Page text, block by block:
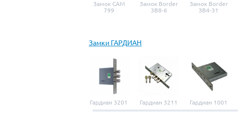
Замок САМ
799
Замок Border
3B8-6
Замок Border
ЗВ4-31
Замки ГАРДИАН
Гардиан 3201 Гардиан 3211 Гардиан 1001